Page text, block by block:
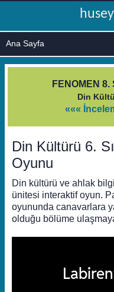
FENOMEN 8.
Din
«««
Din Kültürü 6.
Oyunu
Din kültürü ve ahlak
ünitesi interaktif oyun.
oyununda canavarlara
olduğu bölüme